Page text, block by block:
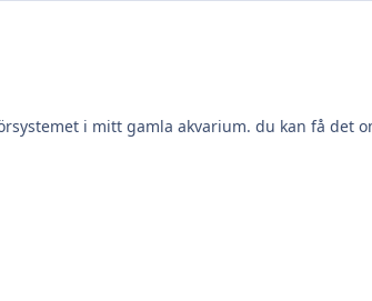
i mitt gamla akvarium. du kan få det